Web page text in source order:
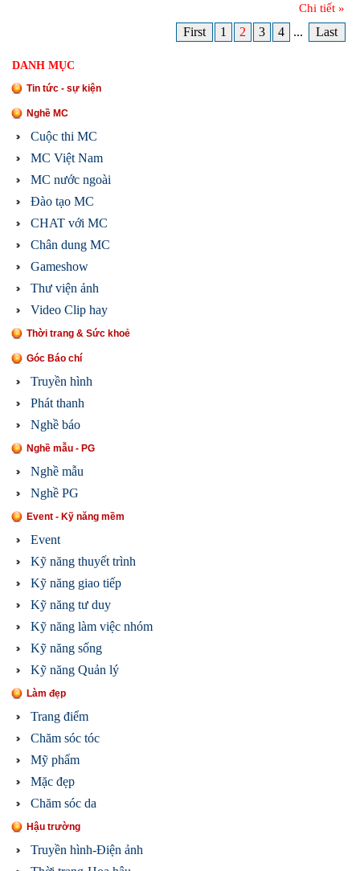
Chi tiết »
First 1 2 3 4 ... Last
DANH MỤC
Tin tức - sự kiện
Nghề MC
Cuộc thi MC
MC Việt Nam
MC nước ngoài
Đào tạo MC
CHAT với MC
Chân dung MC
Gameshow
Thư viện ảnh
Video Clip hay
Thời trang & Sức khoẻ
Góc Báo chí
Truyền hình
Phát thanh
Nghề báo
Nghề mẫu - PG
Nghề mẫu
Nghề PG
Event - Kỹ năng mềm
Event
Kỹ năng thuyết trình
Kỹ năng giao tiếp
Kỹ năng tư duy
Kỹ năng làm việc nhóm
Kỹ năng sống
Kỹ năng Quản lý
Làm đẹp
Trang điểm
Chăm sóc tóc
Mỹ phẩm
Mặc đẹp
Chăm sóc da
Hậu trường
Truyền hình-Điện ảnh